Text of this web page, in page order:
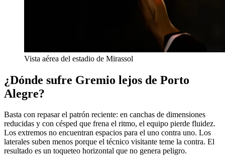
Vista aérea del estadio de Mirassol
¿Dónde sufre Gremio lejos de Porto
Alegre?
Basta con repasar el patrón reciente: en canchas de dimensiones
reducidas y con césped que frena el ritmo, el equipo pierde fluidez.
Los extremos no encuentran espacios para el uno contra uno. Los
laterales suben menos porque el técnico visitante teme la contra. El
resultado es un toqueteo horizontal que no genera peligro.